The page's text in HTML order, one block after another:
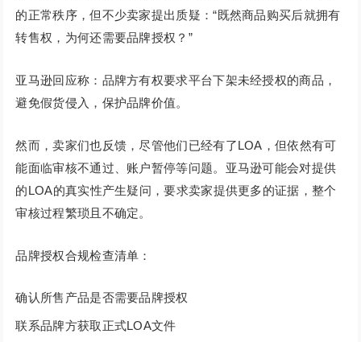
的正常秩序，但不少卖家提出质疑：“既然商品购买后就拥有
转售权，为何还需要品牌授权？”
亚马逊回应称：品牌方有权要求平台下架未经授权的商品，
避免假货侵入，保护品牌价值。
然而，卖家们也反馈，尽管他们已经有了LOA，但依然有可
能面临审核不通过、账户暂停等问题。亚马逊可能会对提供
的LOA的真实性产生疑问，要求卖家提供更多的证据，整个
审核过程繁琐且不确定。
品牌授权合规检查清单：
确认所售产品是否需要品牌授权
联系品牌方获取正式LOA文件